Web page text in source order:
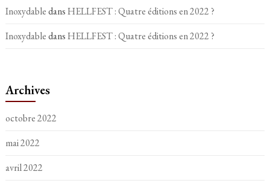
InoxydabledansHELLFEST : Quatre éditions en 2022 ?
InoxydabledansHELLFEST : Quatre éditions en 2022 ?
Archives
octobre 2022
mai 2022
avril 2022